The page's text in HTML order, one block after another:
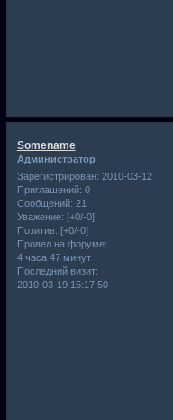
Somename
Администратор
Зарегистрирован: 2010-03-12
Приглашений: 0
Сообщений: 21
Уважение: [+0/-0]
Позитив: [+0/-0]
Провел на форуме:
4 часа 47 минут
Последний визит:
2010-03-19 15:17:50